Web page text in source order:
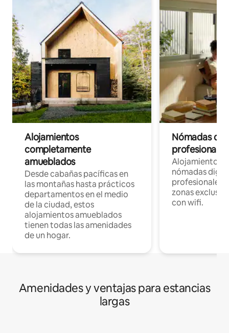
Alojamientos
completamente
amueblados
Desde cabañas pacíficas en
las montañas hasta prácticos
departamentos en el medio
de la ciudad, estos
alojamientos amueblados
tienen todas las amenidades
de un hogar.
Nómadas
Alojamientos
nómadas
profesionales
zonas
con wifi.
Amenidades y ventajas para estancias
largas